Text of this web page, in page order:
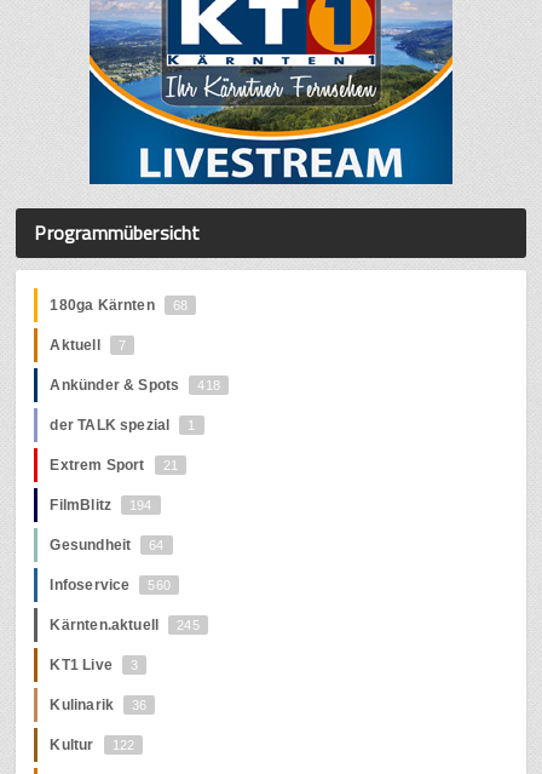
Programmübersicht
180ga Kärnten 68
Aktuell 7
Ankünder & Spots 418
der TALK spezial 1
Extrem Sport 21
FilmBlitz 194
Gesundheit 64
Infoservice 560
Kärnten.aktuell 245
KT1 Live 3
Kulinarik 36
Kultur 122